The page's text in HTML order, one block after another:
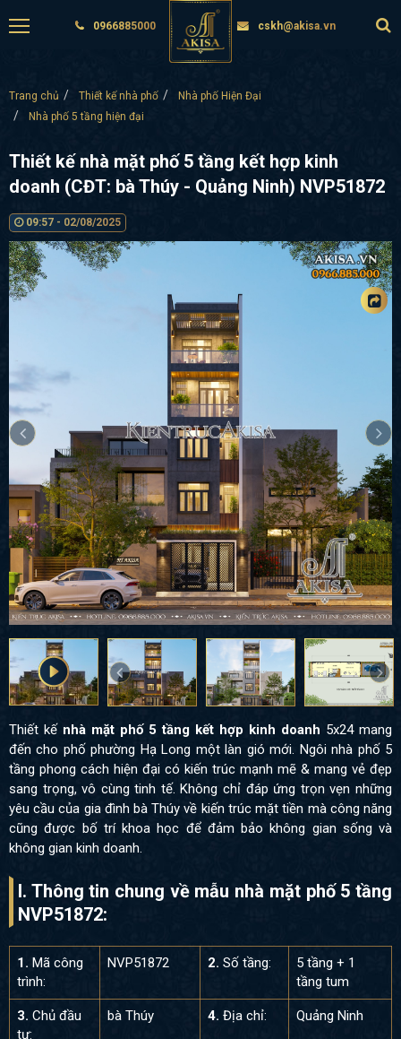
0966885000 cskh@akisa.vn
Trang chủ Thiết kế nhà phố
Nhà phố Hiện Đại
Nhà phố 5 tầng hiện đại
Thiết kế nhà mặt phố 5 tầng kết hợp kinh
doanh (CĐT: bà Thúy - Quảng Ninh) NVP51872
09:57 - 02/08/2025
Thiết kế nhà mặt phố 5 tầng kết hợp kinh doanh 5x24 mang
đến cho phố phường Hạ Long một làn gió mới. Ngôi nhà phố 5
tầng phong cách hiện đại có kiến trúc mạnh mẽ & mang vẻ đẹp
sang trọng, vô cùng tinh tế. Không chỉ đáp ứng trọn vẹn những
yêu cầu của gia đình bà Thúy về kiến trúc mặt tiền mà công năng
cũng được bố trí khoa học để đảm bảo không gian sống và
không gian kinh doanh.
I. Thông tin chung về mẫu nhà mặt phố 5 tầng
NVP51872:
1. Mã công
trình:
NVP51872 2. Số tầng:
5 tầng + 1
tầng tum
3. Chủ đầu
tư:
bà Thúy 4. Địa chỉ: Quảng Ninh